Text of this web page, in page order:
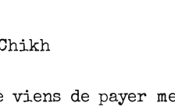
de payer